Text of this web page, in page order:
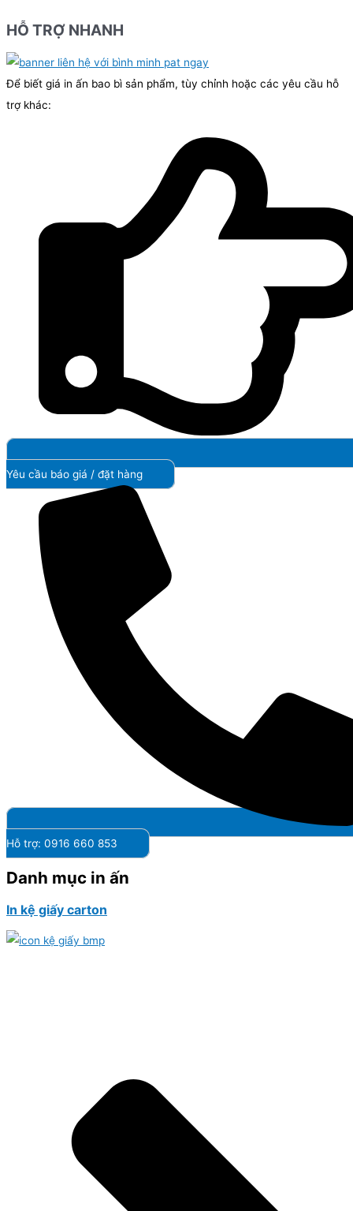
HỖ TRỢ NHANH
Để biết giá in ấn bao bì sản phẩm, tùy chỉnh hoặc các yêu cầu hỗ
trợ khác:
Yêu cầu báo giá / đặt hàng
Hỗ trợ: 0916 660 853
Danh mục in ấn
In kệ giấy carton